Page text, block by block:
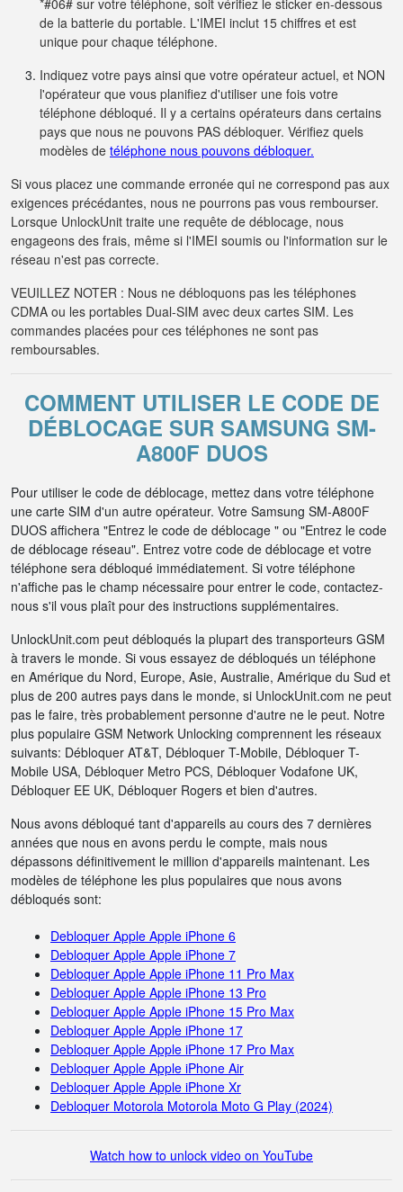
*#06# sur votre téléphone, soit vérifiez le sticker en-dessous
de la batterie du portable. L'IMEI inclut 15 chiffres et est
unique pour chaque téléphone.
Indiquez votre pays ainsi que votre opérateur actuel, et NON
l'opérateur que vous planifiez d'utiliser une fois votre
téléphone débloqué. Il y a certains opérateurs dans certains
pays que nous ne pouvons PAS débloquer. Vérifiez quels
modèles de téléphone nous pouvons débloquer.
Si vous placez une commande erronée qui ne correspond pas aux
exigences précédantes, nous ne pourrons pas vous rembourser.
Lorsque UnlockUnit traite une requête de déblocage, nous
engageons des frais, même si l'IMEI soumis ou l'information sur le
réseau n'est pas correcte.
VEUILLEZ NOTER : Nous ne débloquons pas les téléphones
CDMA ou les portables Dual-SIM avec deux cartes SIM. Les
commandes placées pour ces téléphones ne sont pas
remboursables.
COMMENT UTILISER LE CODE DE
DÉBLOCAGE SUR SAMSUNG SM-
A800F DUOS
Pour utiliser le code de déblocage, mettez dans votre téléphone
une carte SIM d'un autre opérateur. Votre Samsung SM-A800F
DUOS affichera "Entrez le code de déblocage " ou "Entrez le code
de déblocage réseau". Entrez votre code de déblocage et votre
téléphone sera débloqué immédiatement. Si votre téléphone
n'affiche pas le champ nécessaire pour entrer le code, contactez-
nous s'il vous plaît pour des instructions supplémentaires.
UnlockUnit.com peut débloqués la plupart des transporteurs GSM
à travers le monde. Si vous essayez de débloqués un téléphone
en Amérique du Nord, Europe, Asie, Australie, Amérique du Sud et
plus de 200 autres pays dans le monde, si UnlockUnit.com ne peut
pas le faire, très probablement personne d'autre ne le peut. Notre
plus populaire GSM Network Unlocking comprennent les réseaux
suivants: Débloquer AT&T, Débloquer T-Mobile, Débloquer T-
Mobile USA, Débloquer Metro PCS, Débloquer Vodafone UK,
Débloquer EE UK, Débloquer Rogers et bien d'autres.
Nous avons débloqué tant d'appareils au cours des 7 dernières
années que nous en avons perdu le compte, mais nous
dépassons définitivement le million d'appareils maintenant. Les
modèles de téléphone les plus populaires que nous avons
débloqués sont:
Debloquer Apple Apple iPhone 6
Debloquer Apple Apple iPhone 7
Debloquer Apple Apple iPhone 11 Pro Max
Debloquer Apple Apple iPhone 13 Pro
Debloquer Apple Apple iPhone 15 Pro Max
Debloquer Apple Apple iPhone 17
Debloquer Apple Apple iPhone 17 Pro Max
Debloquer Apple Apple iPhone Air
Debloquer Apple Apple iPhone Xr
Debloquer Motorola Motorola Moto G Play (2024)
Watch how to unlock video on YouTube